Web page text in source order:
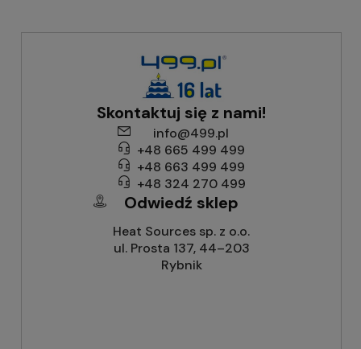
Skontaktuj się z nami!
info@499.pl
+48 665 499 499
+48 663 499 499
+48 324 270 499
Odwiedź sklep
Heat Sources sp. z o.o.
ul. Prosta 137, 44–203
Rybnik